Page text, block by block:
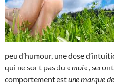
peu d’humour, une dose
qui ne sont pas du « moi« ,
comportement estune marque